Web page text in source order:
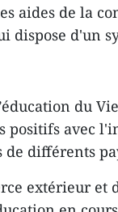
aides de la
d'un
du
positifs avec
différents
extérieur et